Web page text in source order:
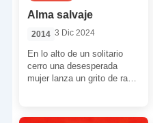
Alma salvaje
2014 3 Dic 2024
En lo alto de un solitario
cerro una desesperada
mujer lanza un grito de rabia